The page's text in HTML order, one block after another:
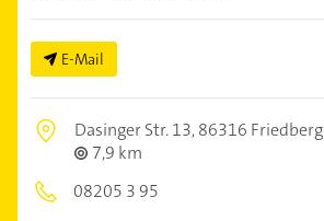
E-Mail
Dasinger Str. 13,86316 Friedberg
7,9 km
08205 3 95